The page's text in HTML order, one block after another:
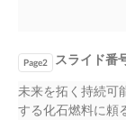
Page2 スライド番
未来を拓く持続可
する化石燃料に頼